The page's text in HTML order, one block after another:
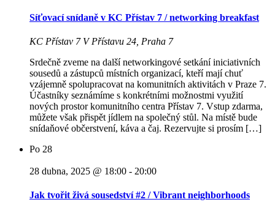
Síťovací snídaně v KC Přístav 7 / networking breakfast
KC Přístav 7 V Přístavu 24, Praha 7
Srdečně zveme na další networkingové setkání iniciativních
sousedů a zástupců místních organizací, kteří mají chuť
vzájemně spolupracovat na komunitních aktivitách v Praze 7.
Účastníky seznámíme s konkrétními možnostmi využití
nových prostor komunitního centra Přístav 7. Vstup zdarma,
můžete však přispět jídlem na společný stůl. Na místě bude
snídaňové občerstvení, káva a čaj. Rezervujte si prosím […]
Po 28
28 dubna, 2025 @ 18:00 - 20:00
Jak tvořit živá sousedství #2 / Vibrant neighborhoods